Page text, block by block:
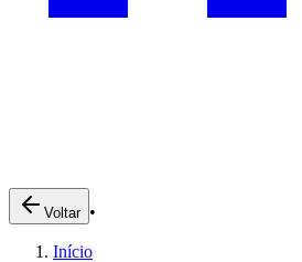
Pedidos Online
Trabalhe Conosco
Voltar •
Início